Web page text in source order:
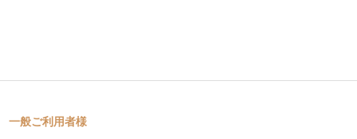
一般ご利用者様